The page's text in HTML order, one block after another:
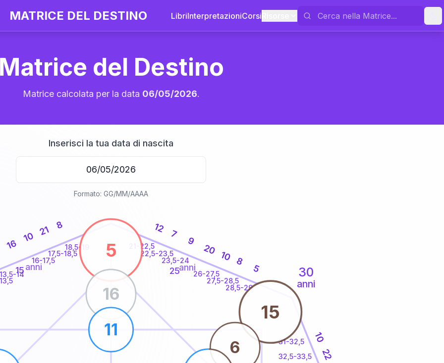
MATRICE DEL DESTINO LibriInterpretazioniCorsi
Matrice del Destino
Matrice calcolata per la data 06/05/2026.
Inserisci la tua data di nascita
Formato: GG/MM/AAAA
20
30
anni
13,5-14
16-17,5
17,5-18,5
18,5-19 21-22,5
22,5-23,5
23,5-24
26-27,5
27,5-28,5
28,5-29
31-32,5
32,5-33,5
16
10 21 8 12 7
9
20 10 8
5
10
22
5
15
16
11
6
15anni 25anni